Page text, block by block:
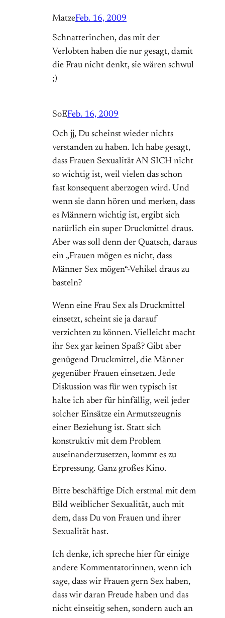
MatzeFeb. 16, 2009
Schnatterinchen, das mit der
Verlobten haben die nur gesagt, damit
die Frau nicht denkt, sie wären schwul
;)
SoEFeb. 16, 2009
Och jj, Du scheinst wieder nichts
verstanden zu haben. Ich habe gesagt,
dass Frauen Sexualität AN SICH nicht
so wichtig ist, weil vielen das schon
fast konsequent aberzogen wird. Und
wenn sie dann hören und merken, dass
es Männern wichtig ist, ergibt sich
natürlich ein super Druckmittel draus.
Aber was soll denn der Quatsch, daraus
ein „Frauen mögen es nicht, dass
Männer Sex mögen“-Vehikel draus zu
basteln?
Wenn eine Frau Sex als Druckmittel
einsetzt, scheint sie ja darauf
verzichten zu können. Vielleicht macht
ihr Sex gar keinen Spaß? Gibt aber
genügend Druckmittel, die Männer
gegenüber Frauen einsetzen. Jede
Diskussion was für wen typisch ist
halte ich aber für hinfällig, weil jeder
solcher Einsätze ein Armutszeugnis
einer Beziehung ist. Statt sich
konstruktiv mit dem Problem
auseinanderzusetzen, kommt es zu
Erpressung. Ganz großes Kino.
Bitte beschäftige Dich erstmal mit dem
Bild weiblicher Sexualität, auch mit
dem, dass Du von Frauen und ihrer
Sexualität hast.
Ich denke, ich spreche hier für einige
andere Kommentatorinnen, wenn ich
sage, dass wir Frauen gern Sex haben,
dass wir daran Freude haben und das
nicht einseitig sehen, sondern auch an